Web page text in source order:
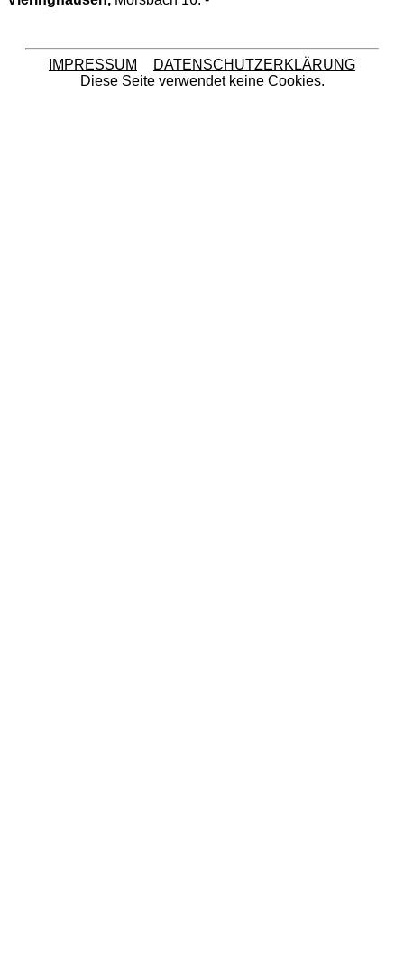
IMPRESSUM
DATENSCHUTZERKLÄRUNG
Diese Seite verwendet keine Cookies.